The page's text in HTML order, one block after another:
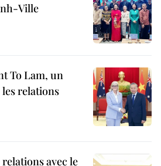
Ville
To Lam, un
relations
relations avec le